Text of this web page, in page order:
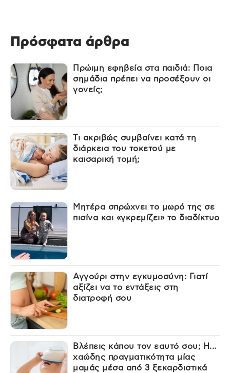
Πρόσφατα άρθρα
Πρώιμη εφηβεία στα παιδιά: Ποια
σημάδια πρέπει να προσέξουν οι
γονείς;
Τι ακριβώς συμβαίνει κατά τη
διάρκεια του τοκετού με
καισαρική τομή;
Μητέρα σπρώχνει το μωρό της σε
πισίνα και «γκρεμίζει» το διαδίκτυο
Αγγούρι στην εγκυμοσύνη: Γιατί
αξίζει να το εντάξεις στη
διατροφή σου
Βλέπεις κάπου τον εαυτό σου; Η...
χαώδης πραγματικότητα μίας
μαμάς μέσα από 3 ξεκαρδιστικά